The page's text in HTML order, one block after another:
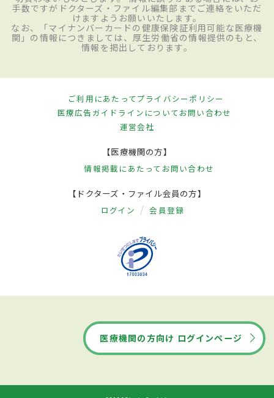
手数ですがドクターズ・ファイル編集部までご連絡をいただ
けますようお願いいたします。
なお、「マイナンバーカードの健康保険証利用可能な医療機
関」の情報につきましては、厚生労働省の情報提供のもと、
情報を掲出しております。
ご利用にあたってプライバシーポリシー
医療広告ガイドラインについてお問い合わせ
運営会社
【医療機関の方】
情報掲載にあたって お問い合わせ
【ドクターズ・ファイル会員の方】
ログイン 会員登録
医療機関の方向け ログインページ